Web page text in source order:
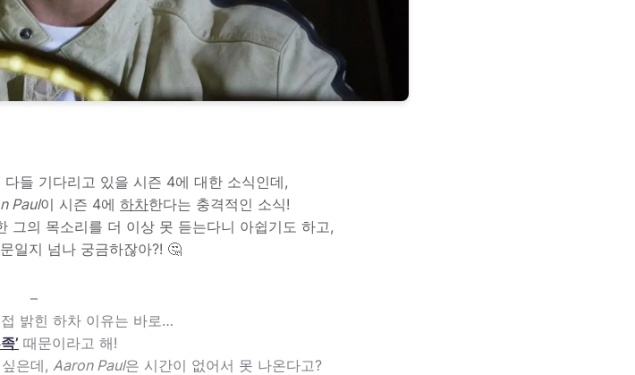
다들 기다리고 있을 시즌 4에 대한 소식인데,
Paul이 시즌 4에 하차한다는 충격적인 소식!
그의 목소리를 더 이상 못 듣는다니 아쉽기도 하고,
일지 넘나 궁금하잖아?! 🤔
–
밝힌 하차 이유는 바로…
’ 때문이라고 해!
은데, Aaron Paul은 시간이 없어서 못 나온다고?